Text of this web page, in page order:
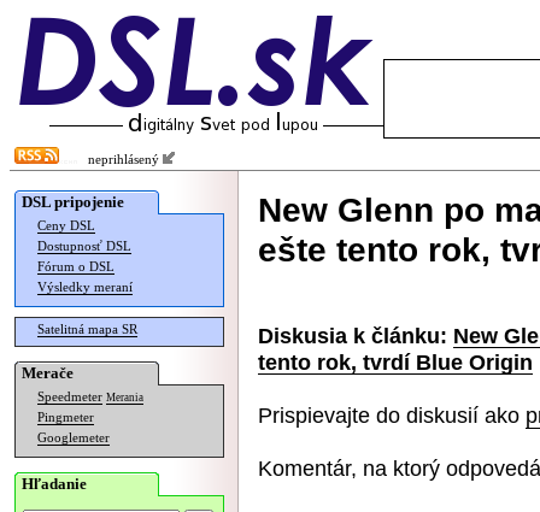
neprihlásený
DSL pripojenie
Ceny DSL
Dostupnosť DSL
Fórum o DSL
Výsledky meraní
Satelitná mapa SR
Merače
Speedmeter Merania
Pingmeter
Googlemeter
Hľadanie
New Glenn po
ešte tento rok,
Diskusia k článku: New
tento rok, tvrdí Blue Origin
Prispievajte do diskusií ako
Komentár, na ktorý